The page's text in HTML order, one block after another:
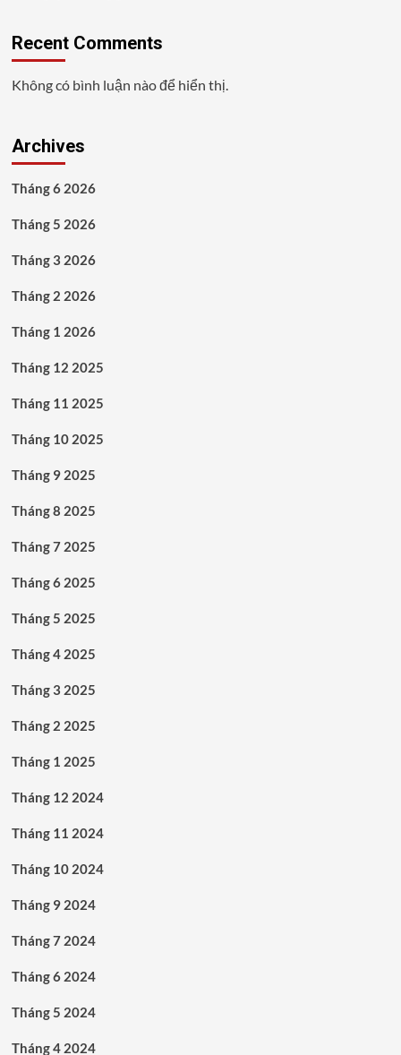
Recent Comments
Không có bình luận nào để hiển thị.
Archives
Tháng 6 2026
Tháng 5 2026
Tháng 3 2026
Tháng 2 2026
Tháng 1 2026
Tháng 12 2025
Tháng 11 2025
Tháng 10 2025
Tháng 9 2025
Tháng 8 2025
Tháng 7 2025
Tháng 6 2025
Tháng 5 2025
Tháng 4 2025
Tháng 3 2025
Tháng 2 2025
Tháng 1 2025
Tháng 12 2024
Tháng 11 2024
Tháng 10 2024
Tháng 9 2024
Tháng 7 2024
Tháng 6 2024
Tháng 5 2024
Tháng 4 2024